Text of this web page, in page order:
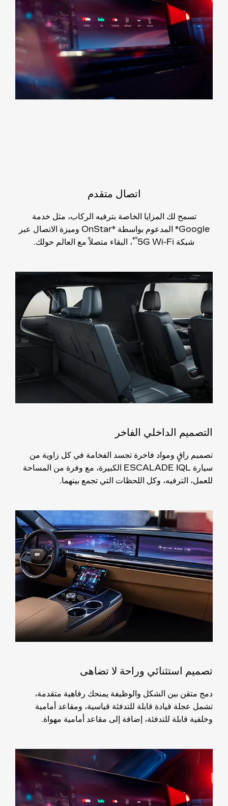
اتصال متقدم
تسمح لك المزايا الخاصة بترفيه الركاب، مثل خدمة
Google* المدعوم بواسطة *OnStar وميزة الاتصال عبر
شبكة 5G Wi-Fi
®*، البقاء متصلاً مع العالم حولك.
التصميم الداخلي الفاخر
تصميم راقٍ ومواد فاخرة تجسد الفخامة في كل زاوية من
سيارة ESCALADE IQL الكبيرة، مع وفرة من المساحة
للعمل، الترفيه، وكل اللحظات التي تجمع بينهما.
تصميم استثنائي وراحة لا تضاهى
دمج متقن بين الشكل والوظيفة يمنحك رفاهية متقدمة،
تشمل عجلة قيادة قابلة للتدفئة قياسية، ومقاعد أمامية
وخلفية قابلة للتدفئة، إضافة إلى مقاعد أمامية مهواة.